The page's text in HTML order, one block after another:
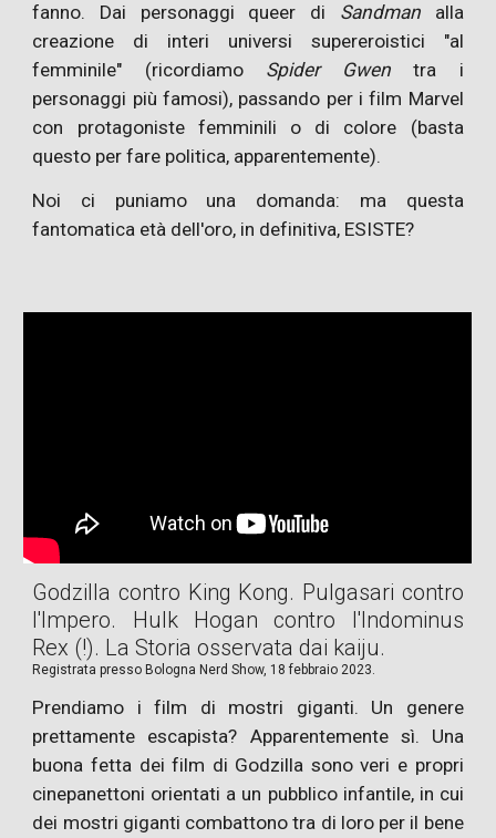
fanno. Dai personaggi queer di Sandman
alla
creazione di interi universi supereroistici "al
femminile" (ricordiamo Spider Gwen tra i
personaggi più famosi), passando per i film Marvel
con protagoniste femminili o di colore (basta
questo per fare politica, apparentemente).
Noi ci puniamo una domanda: ma questa
fantomatica età dell'oro, in definitiva, ESISTE?
Godzilla contro King Kong. Pulgasari contro
l'Impero. Hulk Hogan contro l'Indominus
Rex (!). La Storia osservata dai kaiju.
Registrata presso Bologna Nerd Show, 18febbraio 2023.
Prendiamo i film di mostri giganti. Un genere
prettamente escapista? Apparentemente sì. Una
buona fetta dei film di Godzilla sono veri e propri
cinepanettoni orientati a un pubblico infantile, in cui
dei mostri giganti combattono tra di loro per il bene